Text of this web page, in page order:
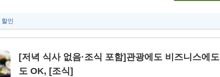
할인
[저녁 식사 없음·조식 포함]관광에도 비즈니스에도 늦은 체크인
도 OK, [조식]